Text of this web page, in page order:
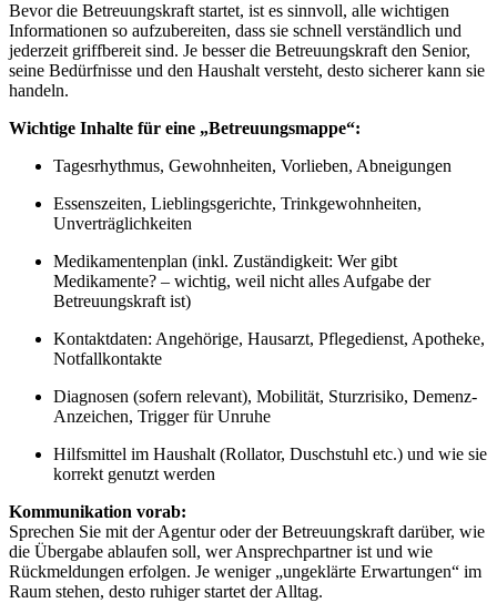
Bevor die Betreuungskraft startet, ist es sinnvoll, alle wichtigen
Informationen so aufzubereiten, dass sie schnell verständlich und
jederzeit griffbereit sind. Je besser die Betreuungskraft den Senior,
seine Bedürfnisse und den Haushalt versteht, desto sicherer kann sie
handeln.
Wichtige Inhalte für eine „Betreuungsmappe“:
Tagesrhythmus, Gewohnheiten, Vorlieben, Abneigungen
Essenszeiten, Lieblingsgerichte, Trinkgewohnheiten,
Unverträglichkeiten
Medikamentenplan (inkl. Zuständigkeit: Wer gibt
Medikamente? – wichtig, weil nicht alles Aufgabe der
Betreuungskraft ist)
Kontaktdaten: Angehörige, Hausarzt, Pflegedienst, Apotheke,
Notfallkontakte
Diagnosen (sofern relevant), Mobilität, Sturzrisiko, Demenz-
Anzeichen, Trigger für Unruhe
Hilfsmittel im Haushalt (Rollator, Duschstuhl etc.) und wie sie
korrekt genutzt werden
Kommunikation vorab:
Sprechen Sie mit der Agentur oder der Betreuungskraft darüber, wie
die Übergabe ablaufen soll, wer Ansprechpartner ist und wie
Rückmeldungen erfolgen. Je weniger „ungeklärte Erwartungen“ im
Raum stehen, desto ruhiger startet der Alltag.